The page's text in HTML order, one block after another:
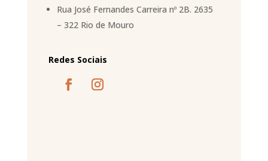
Rua José Fernandes Carreira nº 2B. 2635
– 322 Rio de Mouro
Redes Sociais